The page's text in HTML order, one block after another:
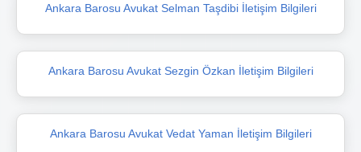
Ankara Barosu Avukat Selman Taşdibi İletişim Bilgileri
Ankara Barosu Avukat Sezgin Özkan İletişim Bilgileri
Ankara Barosu Avukat Vedat Yaman İletişim Bilgileri